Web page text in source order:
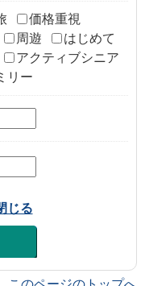
価格重視
周遊
はじめて
アクティブシニア
リー
じる